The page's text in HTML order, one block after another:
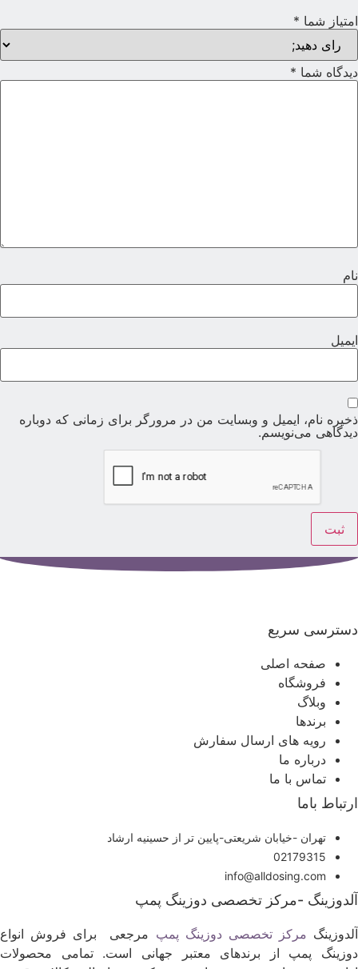
امتیاز شما *
دیدگاه شما *
نام
ایمیل
ذخیره نام، ایمیل و وبسایت من در مرورگر برای زمانی که دوباره
دیدگاهی می‌نویسم.
دسترسی سریع
صفحه اصلی
فروشگاه
وبلاگ
برندها
رویه های ارسال سفارش
درباره ما
تماس با ما
ارتباط باما
تهران -خیابان شریعتی-پایین تر از حسینیه ارشاد
02179315
info@alldosing.com
آلدوزینگ -مرکز تخصصی دوزینگ پمپ
مرکز تخصصی دوزینگ پمپ مرجعی برای فروش انواع
دوزینگ پمپ از برندهای معتبر جهانی است. تمامی محصولات